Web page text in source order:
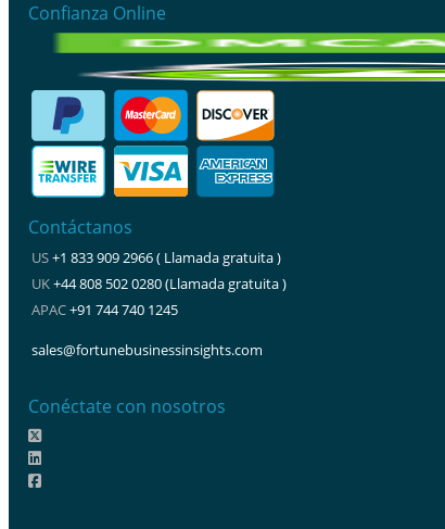
Confianza Online
Contáctanos
US+1 833 909 2966 ( Llamada gratuita )
UK+44 808 502 0280 (Llamada gratuita )
APAC+91 744 740 1245
sales@fortunebusinessinsights.com
Conéctate con nosotros